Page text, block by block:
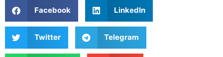
Facebook LinkedIn
Twitter Telegram